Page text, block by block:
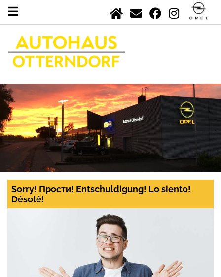
Sorry! Прости! Entschuldigung! Lo siento!
Désolé!